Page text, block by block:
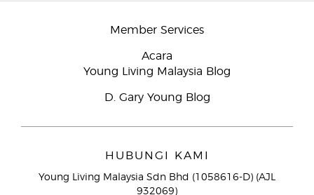
Member Services
Acara
Young Living Malaysia Blog
D. Gary Young Blog
HUBUNGI KAMI
Young Living Malaysia Sdn Bhd (1058616-D) (AJL
932069)